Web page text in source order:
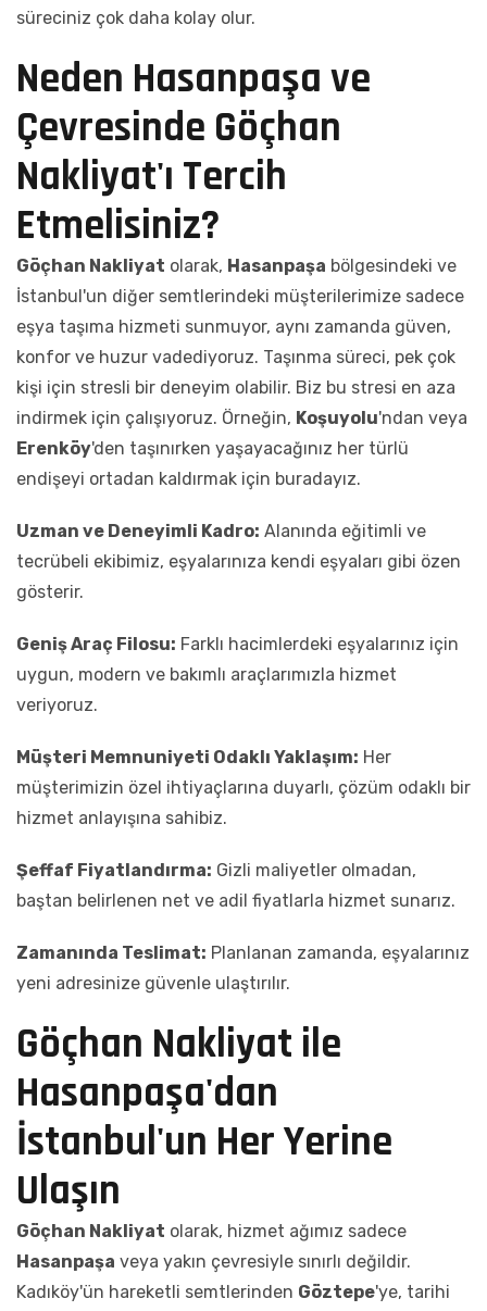
süreciniz çok daha kolay olur.
Neden Hasanpaşa ve
Çevresinde Göçhan
Nakliyat'ı Tercih
Etmelisiniz?
Göçhan Nakliyat olarak, Hasanpaşa bölgesindeki ve
İstanbul'un diğer semtlerindeki müşterilerimize sadece
eşya taşıma hizmeti sunmuyor, aynı zamanda güven,
konfor ve huzur vadediyoruz. Taşınma süreci, pek çok
kişi için stresli bir deneyim olabilir. Biz bu stresi en aza
indirmek için çalışıyoruz. Örneğin, Koşuyolu'ndan veya
Erenköy'den taşınırken yaşayacağınız her türlü
endişeyi ortadan kaldırmak için buradayız.
Uzman ve Deneyimli Kadro: Alanında eğitimli ve
tecrübeli ekibimiz, eşyalarınıza kendi eşyaları gibi özen
gösterir.
Geniş Araç Filosu: Farklı hacimlerdeki eşyalarınız için
uygun, modern ve bakımlı araçlarımızla hizmet
veriyoruz.
Müşteri Memnuniyeti Odaklı Yaklaşım: Her
müşterimizin özel ihtiyaçlarına duyarlı, çözüm odaklı bir
hizmet anlayışına sahibiz.
Şeffaf Fiyatlandırma: Gizli maliyetler olmadan,
baştan belirlenen net ve adil fiyatlarla hizmet sunarız.
Zamanında Teslimat: Planlanan zamanda, eşyalarınız
yeni adresinize güvenle ulaştırılır.
Göçhan Nakliyat ile
Hasanpaşa'dan
İstanbul'un Her Yerine
Ulaşın
Göçhan Nakliyat olarak, hizmet ağımız sadece
Hasanpaşa veya yakın çevresiyle sınırlı değildir.
Kadıköy'ün hareketli semtlerinden Göztepe'ye, tarihi